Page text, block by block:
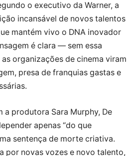
o executivo da Warner, a
incansável de novos talentos
mantém vivo o DNA inovador
é clara — sem essa
organizações de cinema viram
presa de franquias gastas e
a produtora Sara Murphy, De
apenas “do que
sentença de morte criativa.
por novas vozes e novo talento,